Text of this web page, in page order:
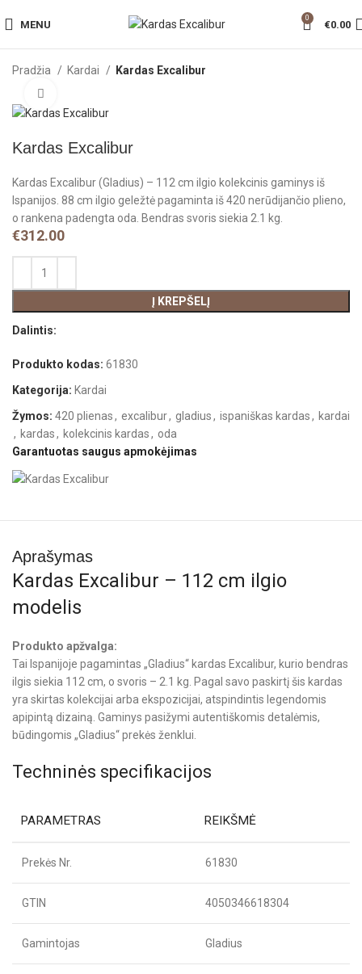
MENU
0
€0.00
Pradžia Kardai Kardas Excalibur
Kardas Excalibur
Kardas Excalibur (Gladius) – 112 cm ilgio kolekcinis gaminys iš
Ispanijos. 88 cm ilgio geležtė pagaminta iš 420 nerūdijančio plieno,
o rankena padengta oda. Bendras svoris siekia 2.1 kg.
€312.00
Į KREPŠELĮ
Dalintis:
Produkto kodas:61830
Kategorija: Kardai
Žymos: 420 plienas, excalibur, gladius, ispaniškas kardas, kardai
, kardas, kolekcinis kardas, oda
Garantuotas saugus apmokėjimas
Aprašymas
Kardas Excalibur – 112 cm ilgio
modelis
Produkto apžvalga:
Tai Ispanijoje pagamintas „Gladius“ kardas Excalibur, kurio bendras
ilgis siekia 112 cm, o svoris – 2.1 kg. Pagal savo paskirtį šis kardas
yra skirtas kolekcijai arba ekspozicijai, atspindintis legendomis
apipintą dizainą. Gaminys pasižymi autentiškomis detalėmis,
būdingomis „Gladius“ prekės ženklui.
Techninės specifikacijos
PARAMETRAS REIKŠMĖ
Prekės Nr. 61830
GTIN 4050346618304
Gamintojas Gladius